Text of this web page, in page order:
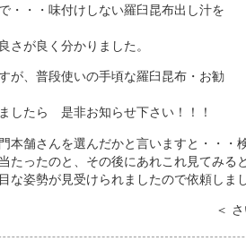
・・・味付けしない羅臼昆布出し汁を
さが良く分かりました。
が、普段使いの手頃な羅臼昆布・お勧
したら 是非お知らせ下さい！！！
本舗さんを選んだかと言いますと・・・
たったのと、その後にあれこれ見てみる
な姿勢が見受けられましたので依頼しまし
＜